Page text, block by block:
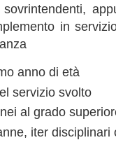
in
anno di età
servizio svolto
al grado
iter disciplinari